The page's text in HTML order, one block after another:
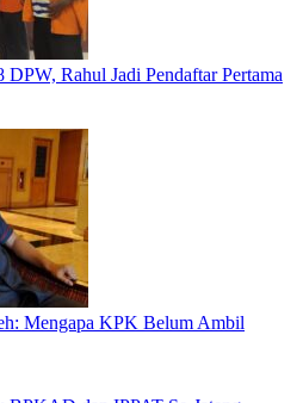
Rahul Jadi Pendaftar Pertama
Mengapa KPK Belum Ambil